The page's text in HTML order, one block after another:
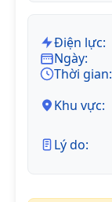
Điện lực:
Ngày:
Thời gian:
Khu vực:
Lý do: